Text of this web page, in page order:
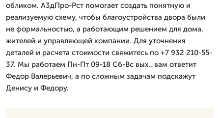
обликом. А3дПро-Рст помогает создать понятную и
реализуемую схему, чтобы благоустройства двора были
не формальностью, а работающим решением для дома,
жителей и управляющей компании. Для уточнения
деталей и расчета стоимости свяжитесь по +7 932 210-55-
37. Мы работаем Пн-Пт 09-18 Сб-Вс вых., вам ответит
Федор Валерьевич, а по сложным задачам подскажут
Денису и Федору.